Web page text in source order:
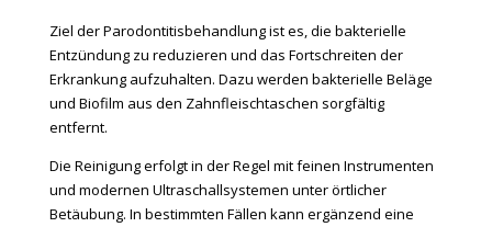
Ziel der Parodontitisbehandlung ist es, die bakterielle
Entzündung zu reduzieren und das Fortschreiten der
Erkrankung aufzuhalten. Dazu werden bakterielle Beläge
und Biofilm aus den Zahnfleischtaschen sorgfältig
entfernt.
Die Reinigung erfolgt in der Regel mit feinen Instrumenten
und modernen Ultraschallsystemen unter örtlicher
Betäubung. In bestimmten Fällen kann ergänzend eine